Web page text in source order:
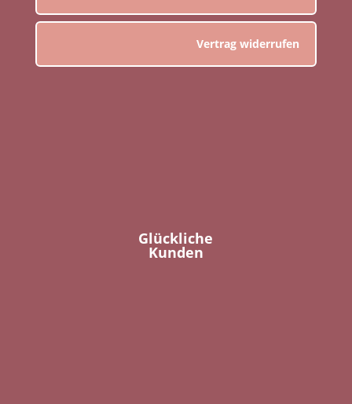
Vertrag widerrufen
Glückliche
Kunden